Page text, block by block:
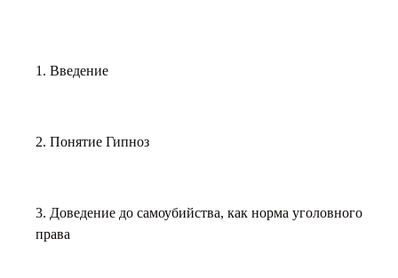
1. Введение
2. Понятие Гипноз
3. Доведение до самоубийства, как норма уголовного
права